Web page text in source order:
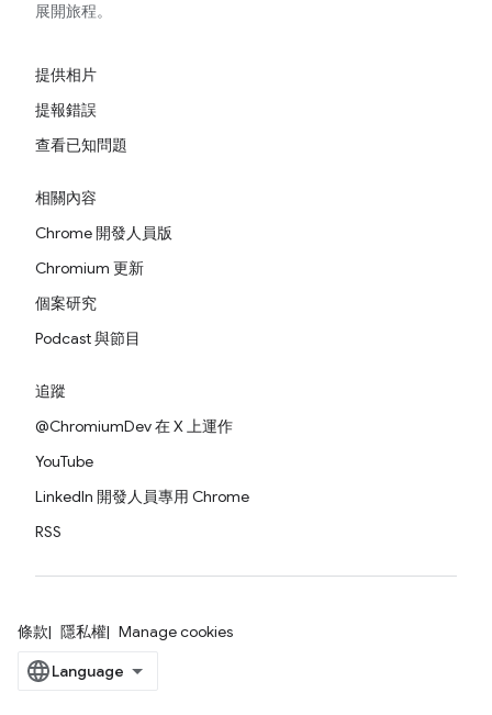
展開旅程。
提供相片
提報錯誤
查看已知問題
相關內容
Chrome 開發人員版
Chromium 更新
個案研究
Podcast 與節目
追蹤
@ChromiumDev 在 X 上運作
YouTube
LinkedIn 開發人員專用 Chrome
RSS
條款 隱私權 Manage cookies